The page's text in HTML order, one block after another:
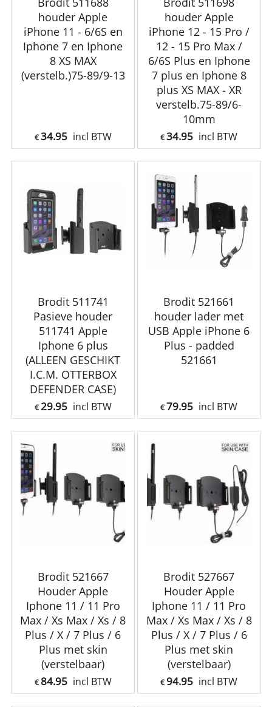
houder Apple
iPhone 11 - 6/6S en
Iphone 7 en Iphone
8 XS MAX
(verstelb.)75-89/9-13
€ 34.95 incl BTW
houder Apple
iPhone 12 - 15 Pro /
12 - 15 Pro Max /
6/6S Plus en Iphone
7 plus en Iphone 8
plus XS MAX - XR
verstelb.75-89/6-
10mm
€ 34.95 incl BTW
Brodit 511741
Pasieve houder
511741 Apple
Iphone 6 plus
(ALLEEN GESCHIKT
I.C.M. OTTERBOX
DEFENDER CASE)
€ 29.95 incl BTW
Brodit 521661
houder lader met
USB Apple iPhone 6
Plus - padded
521661
€ 79.95 incl BTW
Brodit 521667
Houder Apple
Iphone 11 / 11 Pro
Max / Xs Max / Xs / 8
Plus / X / 7 Plus / 6
Plus met skin
(verstelbaar)
€ 84.95 incl BTW
Brodit 527667
Houder Apple
Iphone 11 / 11 Pro
Max / Xs Max / Xs / 8
Plus / X / 7 Plus / 6
Plus met skin
(verstelbaar)
€ 94.95 incl BTW